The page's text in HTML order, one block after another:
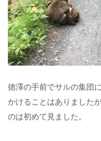
徳澤の手前でサルの集団
かけることはありました
のは初めて見ました。